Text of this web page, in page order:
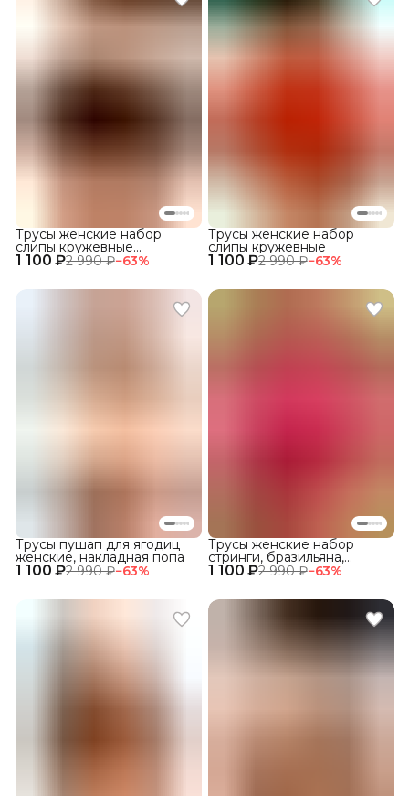
1 100 ₽2 990 ₽−63%
Трусы женские набор
слипы кружевные
прозрачные с высокой 1 100 ₽2 990 ₽−63%
Трусы женские набор
слипы кружевные
1 100 ₽2 990 ₽−63%
Трусы пушап для ягодиц
женские, накладная попа
1 100 ₽2 990 ₽−63%
Трусы женские набор
стринги, бразильяна,
кружевные 3 шт.